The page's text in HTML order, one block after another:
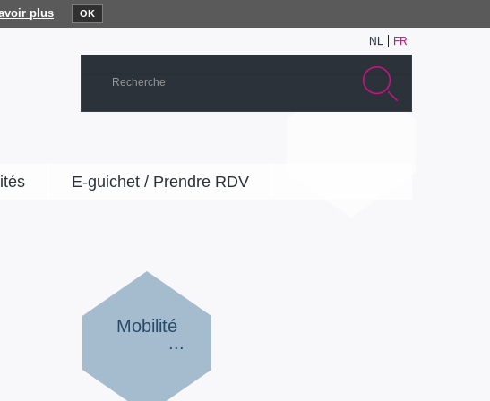
plus OK
NL FR
E-guichet / Prendre RDV
Mobilité
...